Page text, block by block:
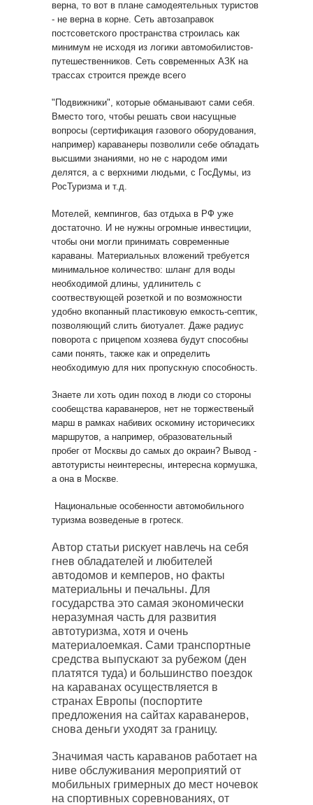
верна, то вот в плане самодеятельных туристов
- не верна в корне. Сеть автозаправок
постсоветского пространства строилась как
минимум не исходя из логики автомобилистов-
путешественников. Сеть современных АЗК на
трассах строится прежде всего
"Подвижники", которые обманывают сами себя.
Вместо того, чтобы решать свои насущные
вопросы (сертификация газового оборудования,
например) караванеры позволили себе обладать
высшими знаниями, но не с народом ими
делятся, а с верхними людьми, с ГосДумы, из
РосТуризма и т.д.
Мотелей, кемпингов, баз отдыха в РФ уже
достаточно. И не нужны огромные инвестиции,
чтобы они могли принимать современные
караваны. Материальных вложений требуется
минимальное количество: шланг для воды
необходимой длины, удлинитель с
соотвествующей розеткой и по возможности
удобно вкопанный пластиковую емкость-септик,
позволяющий слить биотуалет. Даже радиус
поворота с прицепом хозяева будут способны
сами понять, также как и определить
необходимую для них пропускную способность.
Знаете ли хоть один поход в люди со стороны
сообещства караванеров, нет не торжественый
марш в рамках набивих оскомину историчесикх
маршрутов, а например, образовательный
пробег от Москвы до самых до окраин? Вывод -
автотуристы неинтересны, интересна кормушка,
а она в Москве.
Национальные особенности автомобильного
туризма возведеные в гротеск.
Автор статьи рискует навлечь на себя
гнев обладателей и любителей
автодомов и кемперов, но факты
материальны и печальны. Для
государства это самая экономически
неразумная часть для развития
автотуризма, хотя и очень
материалоемкая. Сами транспортные
средства выпускают за рубежом (ден
платятся туда) и большинство поездок
на караванах осуществляется в
странах Европы (поспортите
предложения на сайтах караванеров,
снова деньги уходят за границу.
Значимая часть караванов работает на
ниве обслуживания мероприятий от
мобильных гримерных до мест ночевок
на спортивных соревнованиях, от